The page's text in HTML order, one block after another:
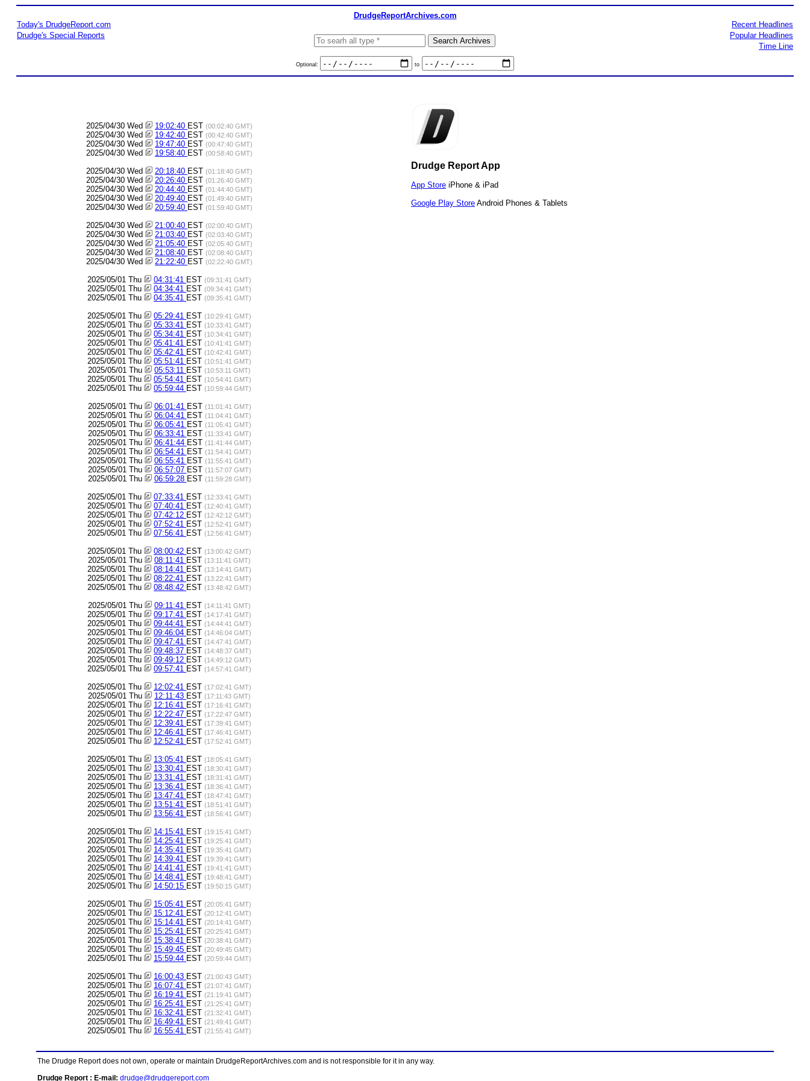
DrudgeReportArchives.com
Today's DrudgeReport.com
Drudge's Special Reports
Optional: to
Recent Headlines
Popular Headlines
Time Line
2025/04/30 Wed 19:02:40 EST (00:02:40 GMT)
2025/04/30 Wed 19:42:40 EST (00:42:40 GMT)
2025/04/30 Wed 19:47:40 EST (00:47:40 GMT)
2025/04/30 Wed 19:58:40 EST (00:58:40 GMT)
2025/04/30 Wed 20:18:40 EST (01:18:40 GMT)
2025/04/30 Wed 20:26:40 EST (01:26:40 GMT)
2025/04/30 Wed 20:44:40 EST (01:44:40 GMT)
2025/04/30 Wed 20:49:40 EST (01:49:40 GMT)
2025/04/30 Wed 20:59:40 EST (01:59:40 GMT)
2025/04/30 Wed 21:00:40 EST (02:00:40 GMT)
2025/04/30 Wed 21:03:40 EST (02:03:40 GMT)
2025/04/30 Wed 21:05:40 EST (02:05:40 GMT)
2025/04/30 Wed 21:08:40 EST (02:08:40 GMT)
2025/04/30 Wed 21:22:40 EST (02:22:40 GMT)
2025/05/01 Thu 04:31:41 EST (09:31:41 GMT)
2025/05/01 Thu 04:34:41 EST (09:34:41 GMT)
2025/05/01 Thu 04:35:41 EST (09:35:41 GMT)
2025/05/01 Thu 05:29:41 EST (10:29:41 GMT)
2025/05/01 Thu 05:33:41 EST (10:33:41 GMT)
2025/05/01 Thu 05:34:41 EST (10:34:41 GMT)
2025/05/01 Thu 05:41:41 EST (10:41:41 GMT)
2025/05/01 Thu 05:42:41 EST (10:42:41 GMT)
2025/05/01 Thu 05:51:41 EST (10:51:41 GMT)
2025/05/01 Thu 05:53:11 EST (10:53:11 GMT)
2025/05/01 Thu 05:54:41 EST (10:54:41 GMT)
2025/05/01 Thu 05:59:44 EST (10:59:44 GMT)
2025/05/01 Thu 06:01:41 EST (11:01:41 GMT)
2025/05/01 Thu 06:04:41 EST (11:04:41 GMT)
2025/05/01 Thu 06:05:41 EST (11:05:41 GMT)
2025/05/01 Thu 06:33:41 EST (11:33:41 GMT)
2025/05/01 Thu 06:41:44 EST (11:41:44 GMT)
2025/05/01 Thu 06:54:41 EST (11:54:41 GMT)
2025/05/01 Thu 06:55:41 EST (11:55:41 GMT)
2025/05/01 Thu 06:57:07 EST (11:57:07 GMT)
2025/05/01 Thu 06:59:28 EST (11:59:28 GMT)
2025/05/01 Thu 07:33:41 EST (12:33:41 GMT)
2025/05/01 Thu 07:40:41 EST (12:40:41 GMT)
2025/05/01 Thu 07:42:12 EST (12:42:12 GMT)
2025/05/01 Thu 07:52:41 EST (12:52:41 GMT)
2025/05/01 Thu 07:56:41 EST (12:56:41 GMT)
2025/05/01 Thu 08:00:42 EST (13:00:42 GMT)
2025/05/01 Thu 08:11:41 EST (13:11:41 GMT)
2025/05/01 Thu 08:14:41 EST (13:14:41 GMT)
2025/05/01 Thu 08:22:41 EST (13:22:41 GMT)
2025/05/01 Thu 08:48:42 EST (13:48:42 GMT)
2025/05/01 Thu 09:11:41 EST (14:11:41 GMT)
2025/05/01 Thu 09:17:41 EST (14:17:41 GMT)
2025/05/01 Thu 09:44:41 EST (14:44:41 GMT)
2025/05/01 Thu 09:46:04 EST (14:46:04 GMT)
2025/05/01 Thu 09:47:41 EST (14:47:41 GMT)
2025/05/01 Thu 09:48:37 EST (14:48:37 GMT)
2025/05/01 Thu 09:49:12 EST (14:49:12 GMT)
2025/05/01 Thu 09:57:41 EST (14:57:41 GMT)
2025/05/01 Thu 12:02:41 EST (17:02:41 GMT)
2025/05/01 Thu 12:11:43 EST (17:11:43 GMT)
2025/05/01 Thu 12:16:41 EST (17:16:41 GMT)
2025/05/01 Thu 12:22:47 EST (17:22:47 GMT)
2025/05/01 Thu 12:39:41 EST (17:39:41 GMT)
2025/05/01 Thu 12:46:41 EST (17:46:41 GMT)
2025/05/01 Thu 12:52:41 EST (17:52:41 GMT)
2025/05/01 Thu 13:05:41 EST (18:05:41 GMT)
2025/05/01 Thu 13:30:41 EST (18:30:41 GMT)
2025/05/01 Thu 13:31:41 EST (18:31:41 GMT)
2025/05/01 Thu 13:36:41 EST (18:36:41 GMT)
2025/05/01 Thu 13:47:41 EST (18:47:41 GMT)
2025/05/01 Thu 13:51:41 EST (18:51:41 GMT)
2025/05/01 Thu 13:56:41 EST (18:56:41 GMT)
2025/05/01 Thu 14:15:41 EST (19:15:41 GMT)
2025/05/01 Thu 14:25:41 EST (19:25:41 GMT)
2025/05/01 Thu 14:35:41 EST (19:35:41 GMT)
2025/05/01 Thu 14:39:41 EST (19:39:41 GMT)
2025/05/01 Thu 14:41:41 EST (19:41:41 GMT)
2025/05/01 Thu 14:48:41 EST (19:48:41 GMT)
2025/05/01 Thu 14:50:15 EST (19:50:15 GMT)
2025/05/01 Thu 15:05:41 EST (20:05:41 GMT)
2025/05/01 Thu 15:12:41 EST (20:12:41 GMT)
2025/05/01 Thu 15:14:41 EST (20:14:41 GMT)
2025/05/01 Thu 15:25:41 EST (20:25:41 GMT)
2025/05/01 Thu 15:38:41 EST (20:38:41 GMT)
2025/05/01 Thu 15:49:45 EST (20:49:45 GMT)
2025/05/01 Thu 15:59:44 EST (20:59:44 GMT)
2025/05/01 Thu 16:00:43 EST (21:00:43 GMT)
2025/05/01 Thu 16:07:41 EST (21:07:41 GMT)
2025/05/01 Thu 16:19:41 EST (21:19:41 GMT)
2025/05/01 Thu 16:25:41 EST (21:25:41 GMT)
2025/05/01 Thu 16:32:41 EST (21:32:41 GMT)
2025/05/01 Thu 16:49:41 EST (21:49:41 GMT)
2025/05/01 Thu 16:55:41 EST (21:55:41 GMT)
Drudge Report App
App Store iPhone & iPad
Google Play Store Android Phones & Tablets
The Drudge Report does not own, operate or maintain DrudgeReportArchives.com and is not responsible for it in any way.
Drudge Report : E-mail: drudge@drudgereport.com